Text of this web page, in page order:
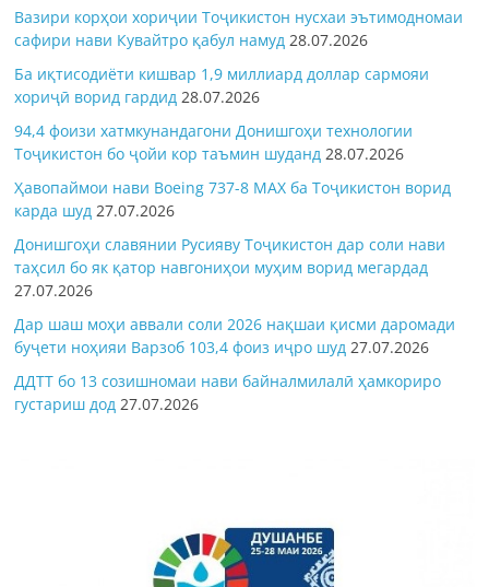
Вазири корҳои хориҷии Тоҷикистон нусхаи эътимодномаи
сафири нави Кувайтро қабул намуд 28.07.2026
Ба иқтисодиёти кишвар 1,9 миллиард доллар сармояи
хориҷӣ ворид гардид 28.07.2026
94,4 фоизи хатмкунандагони Донишгоҳи технологии
Тоҷикистон бо ҷойи кор таъмин шуданд 28.07.2026
Ҳавопаймои нави Boeing 737-8 MAX ба Тоҷикистон ворид
карда шуд 27.07.2026
Донишгоҳи славянии Русияву Тоҷикистон дар соли нави
таҳсил бо як қатор навгониҳои муҳим ворид мегардад
27.07.2026
Дар шаш моҳи аввали соли 2026 нақшаи қисми даромади
буҷети ноҳияи Варзоб 103,4 фоиз иҷро шуд 27.07.2026
ДДТТ бо 13 созишномаи нави байналмилалӣ ҳамкориро
густариш дод 27.07.2026